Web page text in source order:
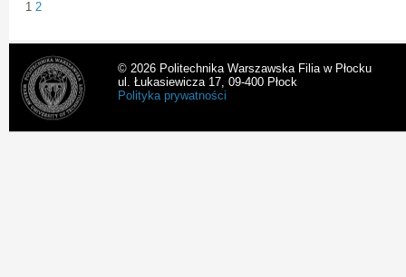
1 2
© 2026 Politechnika Warszawska Filia w Płocku
ul. Łukasiewicza 17, 09-400 Płock
Polityka prywatności